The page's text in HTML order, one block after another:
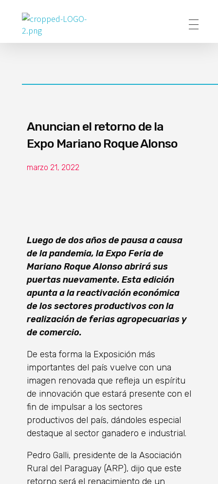
Poder Agropecuario
Anuncian el retorno de la
Expo Mariano Roque Alonso
marzo 21, 2022
Luego de dos años de pausa a causa
de la pandemia, la Expo Feria de
Mariano Roque Alonso abrirá sus
puertas nuevamente. Esta edición
apunta a la reactivación económica
de los sectores productivos con la
realización de ferias agropecuarias y
de comercio.
De esta forma la Exposición más
importantes del país vuelve con una
imagen renovada que refleja un espíritu
de innovación que estará presente con el
fin de impulsar a los sectores
productivos del país, dándoles especial
destaque al sector ganadero e industrial.
Pedro Galli, presidente de la Asociación
Rural del Paraguay (ARP), dijo que este
retorno será el renacimiento de un